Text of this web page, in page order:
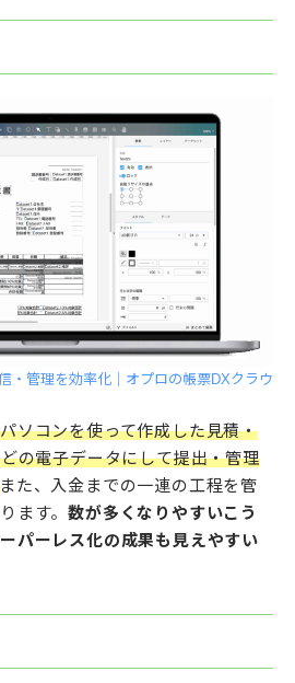
・管理を効率化｜オプロの帳票DXクラウ
ソコンを使って作成した見積・
の電子データにして提出・管理
また、入金までの一連の工程を管
ます。数が多くなりやすいこう
パーレス化の成果も見えやすい